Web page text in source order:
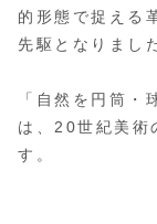
的形態で捉える
先駆となりまし
「自然を円筒・
は、20世紀美術
す。